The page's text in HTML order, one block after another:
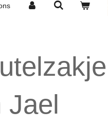
Jael